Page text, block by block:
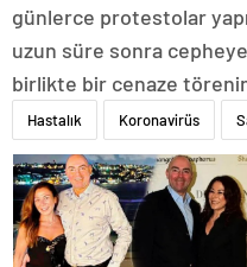
günlerce protestolar
uzun süre sonra
birlikte bir cenaze
Hastalık Koronavirüs